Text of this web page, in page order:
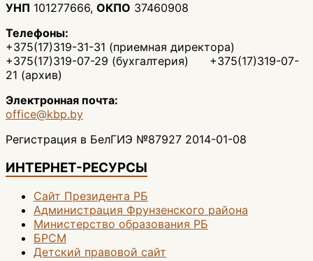
УНП 101277666, ОКПО 37460908
Телефоны:
+375(17)319-31-31 (приемная директора)
+375(17)319-07-29 (бухгалтерия) +375(17)319-07-
21 (архив)
Электронная почта:
office@kbp.by
Регистрация в БелГИЭ №87927 2014-01-08
ИНТЕРНЕТ-РЕСУРСЫ
Сайт Президента РБ
Администрация Фрунзенского района
Министерство образования РБ
БРСМ
Детский правовой сайт